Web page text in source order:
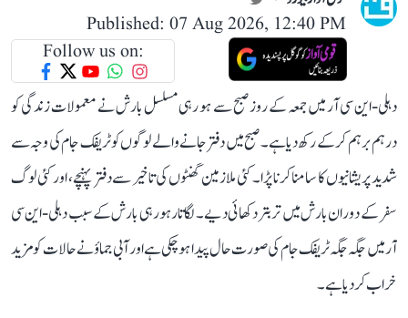
Published: 07 Aug 2026, 12:40 PM
Follow us on:
دہلی-این سی آر میں جمعہ کے روز صبح سے ہو رہی مسلسل بارش نے معمولات زندگی کو
درہم برہم کر کے رکھ دیا ہے۔ صبح میں دفتر جانے والے لوگوں کو ٹریفک جام کی وجہ سے
شدید پریشانیوں کا سامنا کرنا پڑا۔ کئی ملازمین گھنٹوں کی تاخیر سے دفتر پہنچے، اور کئی لوگ
سفر کے دوران بارش میں تر بتر دکھائی دیے۔ لگاتار ہو رہی بارش کے سبب دہلی-این سی
آر میں جگہ جگہ ٹریفک جام کی صورت حال پیدا ہو چکی ہے اور آبی جماؤ نے حالات کو مزید
خراب کر دیا ہے۔